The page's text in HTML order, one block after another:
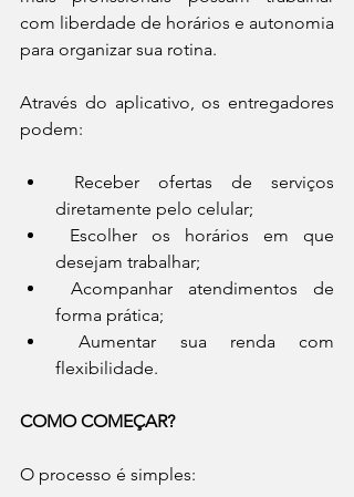
com liberdade de horários e autonomia
para organizar sua rotina.
Através do aplicativo, os entregadores
podem:
diretamente pelo celular;
desejam trabalhar;
forma prática;
Aumentar sua renda com
flexibilidade.
COMO COMEÇAR?
O processo é simples: